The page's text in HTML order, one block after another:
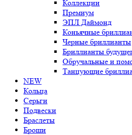
Коллекции
Премиум
ЭПЛ Даймонд
Коньячные
Черные бриллианты
Бриллианты
Обручальные и
Танцующие
NEW
Кольца
Серьги
Подвески
Браслеты
Броши